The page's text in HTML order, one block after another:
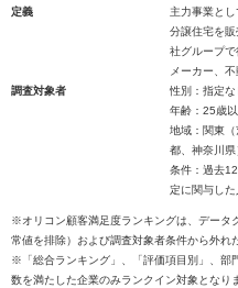
定義
主力事業と
分譲住宅を
社グループ
メーカー、
調査対象者
性別：指定な
年齢：25歳
地域：関東
都、神奈川県
条件：過去
定に関与した
※オリコン顧客満足度ランキングは、データ
常値を排除）および調査対象者条件から外れ
※「総合ランキング」、「評価項目別」、部
数を満たした企業のみランクイン対象となり